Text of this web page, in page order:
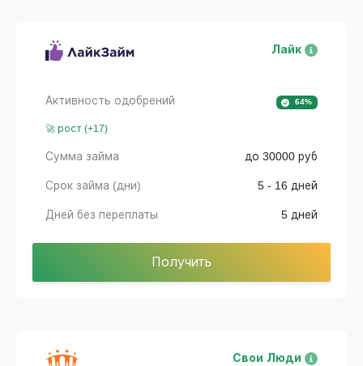
Лайк
Активность одобрений 64%
🚀 рост (+17)
Сумма займа до 30000 руб
Срок займа (дни) 5 - 16 дней
Дней без переплаты 5 дней
Получить
Свои Люди